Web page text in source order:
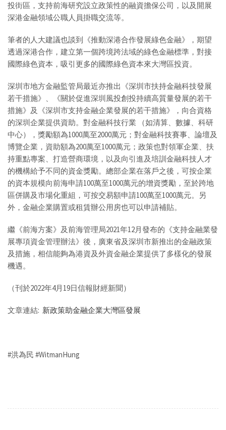
投街區，支持前海研究設立政策性的融資擔保公司，以及開展
深港金融領域公職人員掛職交流等。
筆者的人大建議也談到《推動深港合作發展綠色金融》，期望
透過深港合作，建立第一個跨境跨法域的綠色金融標準，對接
國際綠色資本，吸引更多的國際綠色資本來大灣區投資。
深圳市地方金融監管局最近亦推出《深圳市扶持金融科技發展
若干措施》、《關於促進深圳風投創投持續高質量發展的若干
措施》及《深圳市支持金融企業發展的若干措施》，向合資格
的深圳企業提供資助。對金融科技行業 （如清算、數據、科研
中心），獎勵額為1000萬至2000萬元；對金融科技賽事、論壇及
博覽企業，資助額為200萬至1000萬元；政策也對領軍企業、扶
持重點專案、打造營商環境，以及向引進及培訓金融科技人才
的機構給予不同的資金獎勵。總部企業在落戶之後，可按企業
的資本規模向前海申請100萬至1000萬元的增資獎勵，至於跨地
區併購及市場化重組，可按交易額申請100萬至1000萬元。另
外，金融企業購置或租賃辦公用房也可以申請補貼。
繼《前海方案》及前海管理局2021年12月發布的《支持金融業發
展專項資金管理辦法》後，廣東省及深圳市新推出的金融政策
及措施，相信能夠為港資及外資金融企業提供了多樣化的發展
機遇。
（刊於2022年4月19日信報財經新聞）
文章連結: 新政策助金融企業大灣區發展
#洪為民 #WitmanHung